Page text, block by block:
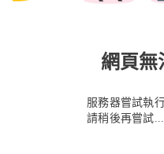
網頁無
服務器嘗試執
請稍後再嘗試...